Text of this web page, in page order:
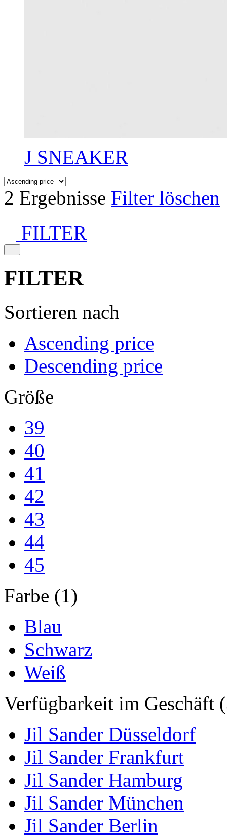
J SNEAKER
2 Ergebnisse Filter löschen
FILTER
FILTER
Sortieren nach
Ascending price
Descending price
Größe
39
40
41
42
43
44
45
Farbe (1)
Blau
Schwarz
Weiß
Verfügbarkeit im Geschäft
Jil Sander Düsseldorf
Jil Sander Frankfurt
Jil Sander Hamburg
Jil Sander München
Jil Sander Berlin